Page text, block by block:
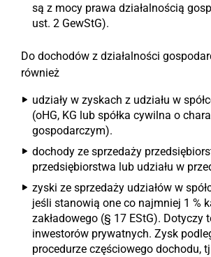
są z mocy prawa działalnością
ust. 2 GewStG).
Do dochodów z działalności
również
udziały w zyskach z udziału w
(oHG, KG lub spółka cywilna o
gospodarczym).
dochody ze sprzedaży
przedsiębiorstwa lub udziału w
zyski ze sprzedaży udziałów w
jeśli stanowią one co najmniej 1 %
zakładowego (§ 17 EStG). Dotyczy
inwestorów prywatnych. Zysk
procedurze częściowego dochodu,